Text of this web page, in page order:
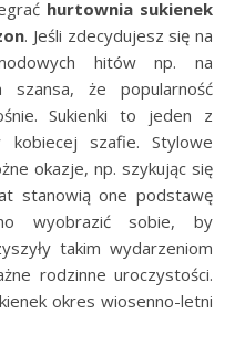
hurtownia sukienek
. Jeśli zdecydujesz się na
hitów np. na
szansa, że popularność
Sukienki to jeden z
kobiecej szafie. Stylowe
okazje, np. szykując się
stanowią one podstawę
wyobrazić sobie, by
takim wydarzeniom
rodzinne uroczystości.
okres wiosenno-letni